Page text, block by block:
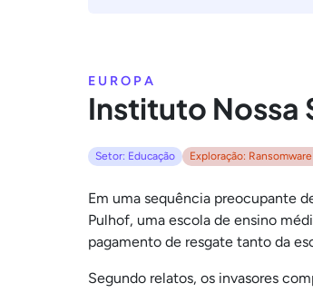
EUROPA
Instituto Nossa
Setor: Educação Exploração:
Em uma sequência preocupante
Pulhof, uma escola de ensino
pagamento de resgate tanto da
Segundo relatos, os invasores